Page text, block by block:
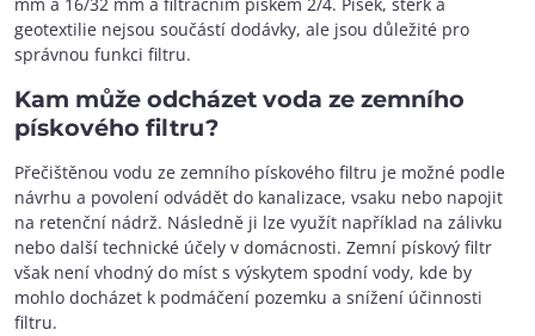
mm a 16/32 mm a filtračním pískem 2/4. Písek, štěrk a
geotextilie nejsou součástí dodávky, ale jsou důležité pro
správnou funkci filtru.
Kam může odcházet voda ze zemního
pískového filtru?
Přečištěnou vodu ze zemního pískového filtru je možné podle
návrhu a povolení odvádět do kanalizace, vsaku nebo napojit
na retenční nádrž. Následně ji lze využít například na zálivku
nebo další technické účely v domácnosti. Zemní pískový filtr
však není vhodný do míst s výskytem spodní vody, kde by
mohlo docházet k podmáčení pozemku a snížení účinnosti
filtru.